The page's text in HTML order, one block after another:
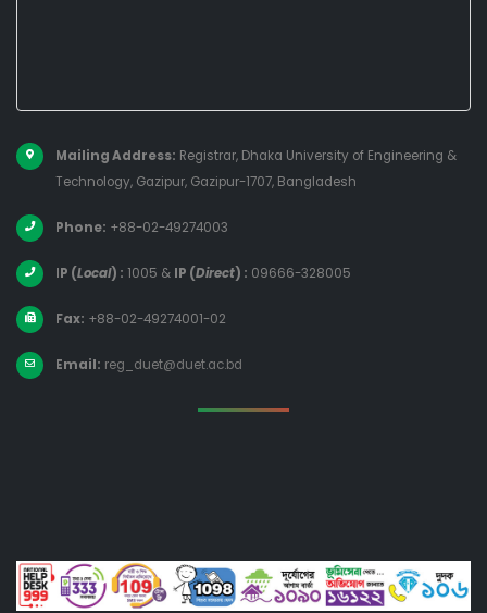
Mailing Address: Registrar, Dhaka University of Engineering &
Technology, Gazipur, Gazipur-1707, Bangladesh
Phone: +88-02-49274003
IP (Local) : 1005 & IP (Direct) : 09666-328005
Fax: +88-02-49274001-02
Email: reg_duet@duet.ac.bd